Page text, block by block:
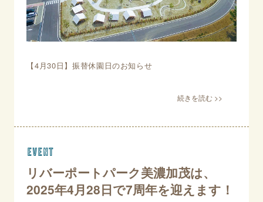
【4月30日】振替休園日のお知らせ
event
リバーポートパーク美濃加茂は、
2025年4月28日で7周年を迎えます！